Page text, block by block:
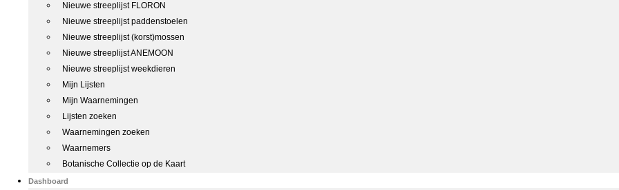
Nieuwe streeplijst FLORON
Nieuwe streeplijst paddenstoelen
Nieuwe streeplijst (korst)mossen
Nieuwe streeplijst ANEMOON
Nieuwe streeplijst weekdieren
Mijn Lijsten
Mijn Waarnemingen
Lijsten zoeken
Waarnemingen zoeken
Waarnemers
Botanische Collectie op de Kaart
Dashboard